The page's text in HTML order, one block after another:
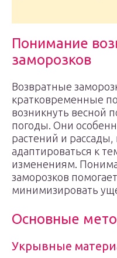
Понимание
заморозков
Возвратные
кратковременные
возникнуть весной
погоды. Они
растений и
адаптироваться к
изменениям.
заморозков
минимизировать
Основные
Укрывные